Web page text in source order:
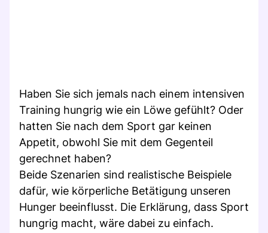
Haben Sie sich jemals nach einem intensiven
Training hungrig wie ein Löwe gefühlt? Oder
hatten Sie nach dem Sport gar keinen
Appetit, obwohl Sie mit dem Gegenteil
gerechnet haben?
Beide Szenarien sind realistische Beispiele
dafür, wie körperliche Betätigung unseren
Hunger beeinflusst. Die Erklärung, dass Sport
hungrig macht, wäre dabei zu einfach.